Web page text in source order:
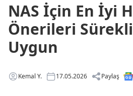
NAS İçin En İyi
Önerileri Sürekli
Uygun
Kemal Y. 17.05.2026 Paylaş